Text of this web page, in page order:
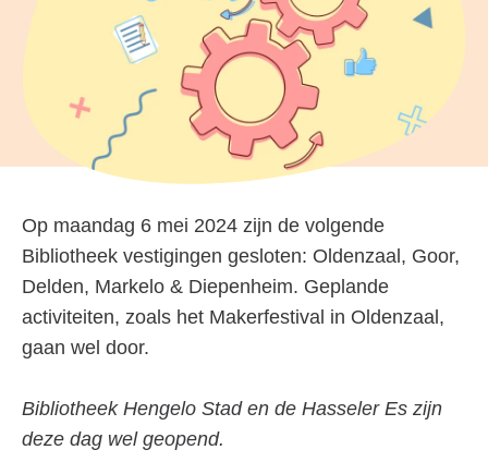
Op maandag 6 mei 2024 zijn de volgende
Bibliotheek vestigingen gesloten: Oldenzaal, Goor,
Delden, Markelo & Diepenheim. Geplande
activiteiten, zoals het Makerfestival in Oldenzaal,
gaan wel door.
Bibliotheek Hengelo Stad en de Hasseler Es zijn
deze dag wel geopend.